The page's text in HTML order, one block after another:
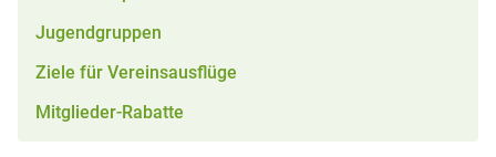
Jugendgruppen
Ziele für Vereinsausflüge
Mitglieder-Rabatte